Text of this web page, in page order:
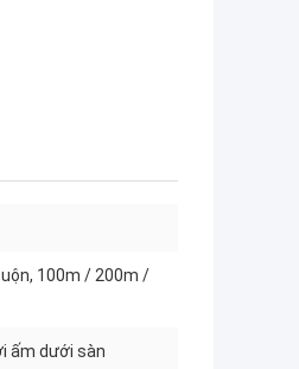
100m / 200m /
ấm dưới sàn